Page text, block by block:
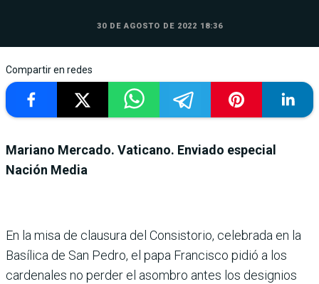
30 DE AGOSTO DE 2022 18:36
Compartir en redes
Mariano Mercado. Vaticano. Enviado especial
Nación Media
En la misa de clausura del Consistorio, celebrada en la
Basílica de San Pedro, el papa Francisco pidió a los
cardenales no perder el asombro antes los designios